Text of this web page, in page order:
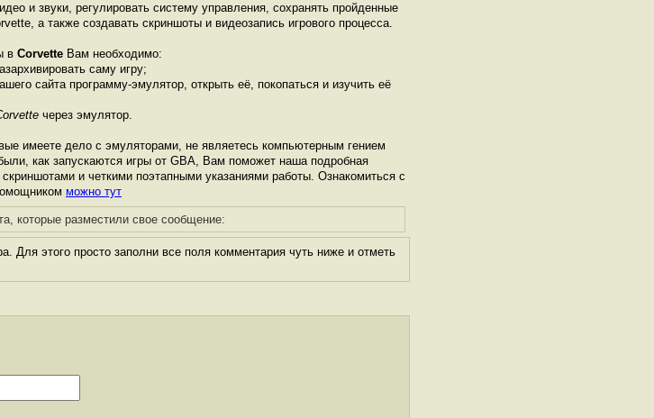
и звуки, регулировать систему управления, сохранять пройденные
а также создавать скриншоты и видеозапись игрового процесса.
в Corvette Вам необходимо:
саму игру;
сайта программу-эмулятор, открыть её, покопаться и изучить её
через эмулятор.
имеете дело с эмуляторами, не являетесь компьютерным гением
как запускаются игры от GBА, Вам поможет наша подробная
скриншотами и четкими поэтапными указаниями работы. Ознакомиться с
можно тут
которые разместили свое сообщение:
Для этого просто заполни все поля комментария чуть ниже и отметь